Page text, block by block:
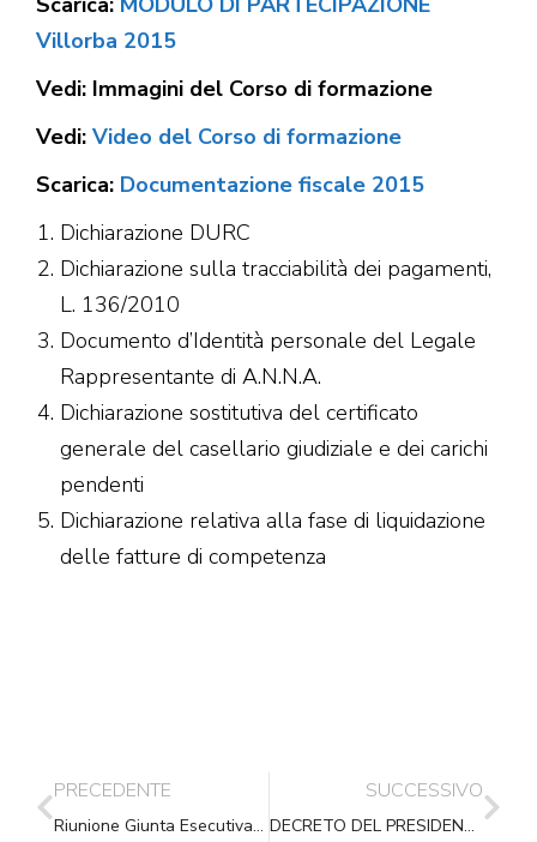
Villorba 2015
Vedi: Immagini del Corso di formazione
Vedi: Video del Corso di formazione
Scarica: Documentazione fiscale 2015
Dichiarazione DURC
Dichiarazione sulla tracciabilità dei pagamenti,
L. 136/2010
Documento d’Identità personale del Legale
Rappresentante di A.N.N.A.
Dichiarazione sostitutiva del certificato
generale del casellario giudiziale e dei carichi
pendenti
Dichiarazione relativa alla fase di liquidazione
delle fatture di competenza
PRECEDENTE
Riunione Giunta Esecutiva del 31.01.2015
SUCCESSIVO
DECRETO DEL PRESIDENTE DEL CONSIGLIO DEI MINISTRI 10 novembre 2014, n. 194